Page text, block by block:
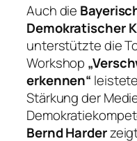
Auch die
Demokratischer
unterstützte die
Workshop
erkennen“
Stärkung der
Bernd Harder